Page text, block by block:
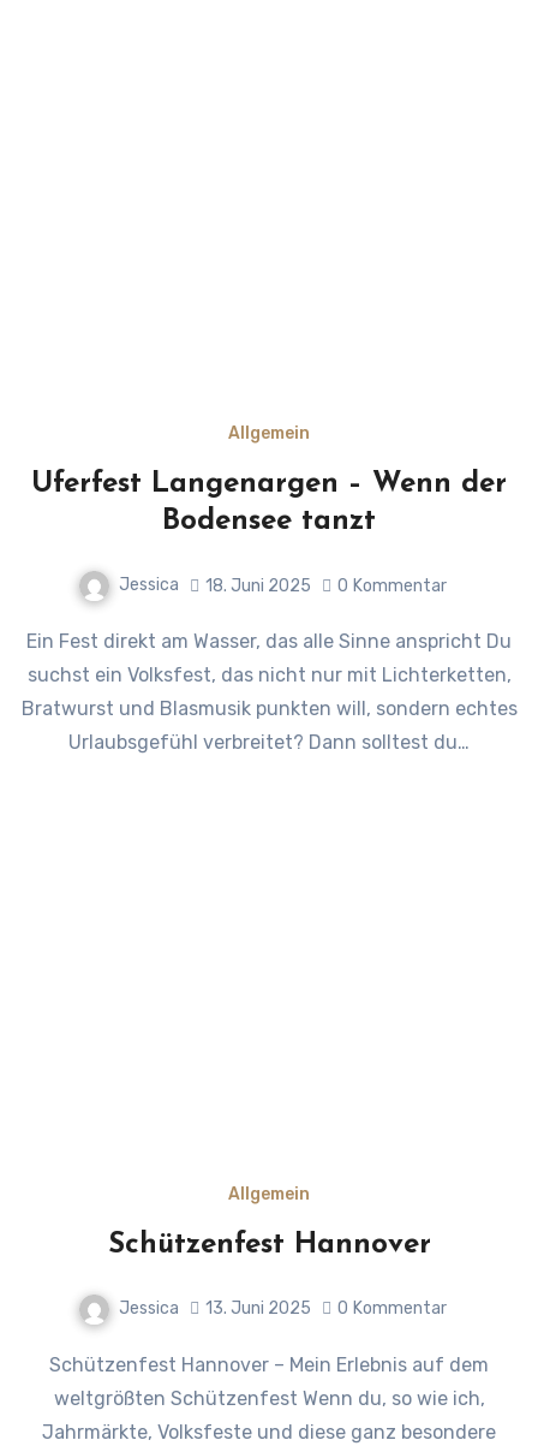
Allgemein
Uferfest Langenargen – Wenn der
Bodensee tanzt
Jessica 18. Juni 2025 0 Kommentar
Ein Fest direkt am Wasser, das alle Sinne anspricht Du
suchst ein Volksfest, das nicht nur mit Lichterketten,
Bratwurst und Blasmusik punkten will, sondern echtes
Urlaubsgefühl verbreitet? Dann solltest du…
Allgemein
Schützenfest Hannover
Jessica 13. Juni 2025 0 Kommentar
Schützenfest Hannover – Mein Erlebnis auf dem
weltgrößten Schützenfest Wenn du, so wie ich,
Jahrmärkte, Volksfeste und diese ganz besondere